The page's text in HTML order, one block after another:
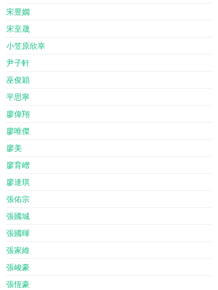
宋昱嫺
宋至晟
小笠原欣幸
尹子軒
巫俊穎
平思寧
廖偉翔
廖唯傑
廖美
廖育嶒
廖達琪
張佑宗
張國城
張國暉
張家維
張峻豪
張恆豪